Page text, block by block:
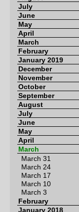
July
June
May
April
March
February
January 2019
December
November
October
September
August
July
June
May
April
March
March 31
March 24
March 17
March 10
March 3
February
January 2018